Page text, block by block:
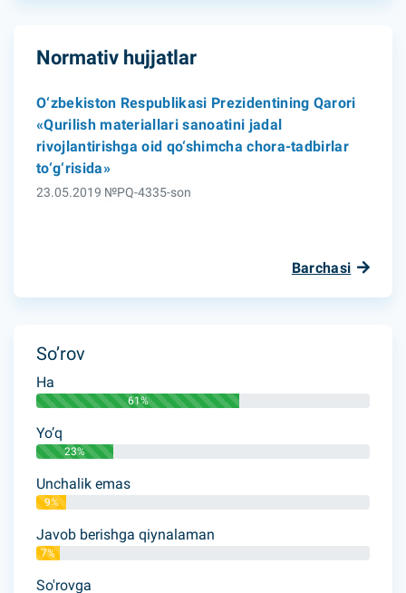
Normativ hujjatlar
O‘zbekiston Respublikasi Prezidentining Qarori
«Qurilish materiallari sanoatini jadal
rivojlantirishga oid qo‘shimcha chora-tadbirlar
to‘g‘risida»
23.05.2019 №PQ-4335-son
Barchasi
So’rov
Ha
61%
Yo’q
23%
Unchalik emas
9%
Javob berishga qiynalaman
7%
So'rovga